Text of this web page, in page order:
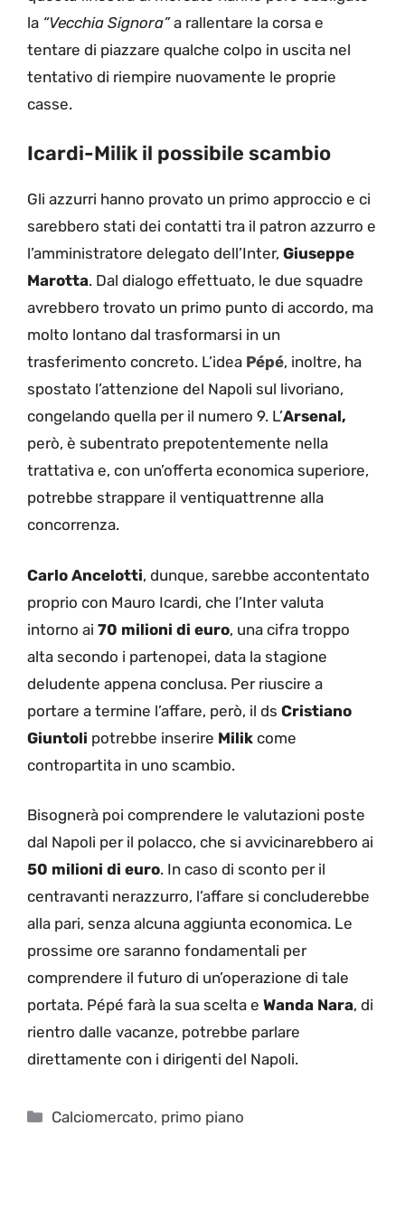
la “Vecchia Signora”a rallentare la corsa e
tentare di piazzare qualche colpo in uscita nel
tentativo di riempire nuovamente le proprie
casse.
Icardi-Milik il possibile scambio
Gli azzurri hanno provato un primo approccio e ci
sarebbero stati dei contatti tra il patron azzurro e
l’amministratore delegato dell’Inter, Giuseppe
Marotta. Dal dialogo effettuato, le due squadre
avrebbero trovato un primo punto di accordo, ma
molto lontano dal trasformarsi in un
trasferimento concreto. L’idea Pépé, inoltre, ha
spostato l’attenzione del Napoli sul livoriano,
congelando quella per il numero 9. L’Arsenal,
però, è subentrato prepotentemente nella
trattativa e, con un’offerta economica superiore,
potrebbe strappare il ventiquattrenne alla
concorrenza.
Carlo Ancelotti, dunque, sarebbe accontentato
proprio con Mauro Icardi, che l’Inter valuta
intorno ai 70 milioni di euro, una cifra troppo
alta secondo i partenopei, data la stagione
deludente appena conclusa. Per riuscire a
portare a termine l’affare, però, il ds Cristiano
Giuntoli potrebbe inserire Milik come
contropartita in uno scambio.
Bisognerà poi comprendere le valutazioni poste
dal Napoli per il polacco, che si avvicinarebbero ai
50 milioni di euro. In caso di sconto per il
centravanti nerazzurro, l’affare si concluderebbe
alla pari, senza alcuna aggiunta economica. Le
prossime ore saranno fondamentali per
comprendere il futuro di un’operazione di tale
portata. Pépé farà la sua scelta e Wanda Nara, di
rientro dalle vacanze, potrebbe parlare
direttamente con i dirigenti del Napoli.
Categorie
Calciomercato, primo piano